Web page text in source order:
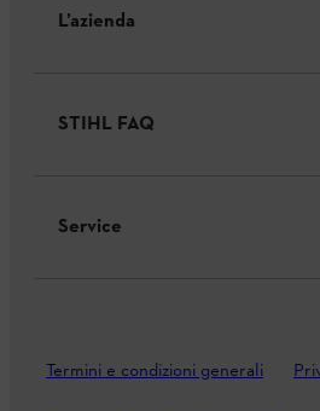
L’azienda
STIHL FAQ
Service
Termini e condizioni generali